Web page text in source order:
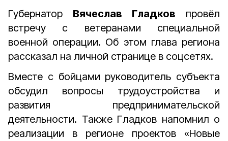
Губернатор Вячеслав Гладков провёл
встречу с ветеранами специальной
военной операции. Об этом глава региона
рассказал на личной странице в соцсетях.
Вместе с бойцами руководитель субъекта
обсудил вопросы трудоустройства и
развития предпринимательской
деятельности. Также Гладков напомнил о
реализации в регионе проектов
«Новые